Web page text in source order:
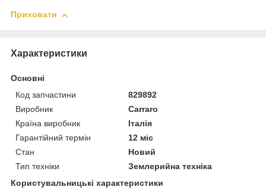
Приховати
Характеристики
Основні
Код запчастини
829892
Виробник
Carraro
Країна виробник
Італія
Гарантійний термін
12 міс
Стан
Новий
Тип техніки
Землерийна техніка
Користувальницькі характеристики